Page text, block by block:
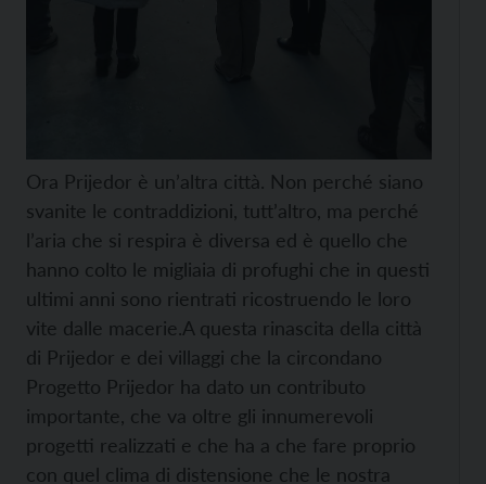
Ora Prijedor è un’altra città. Non perché siano
svanite le contraddizioni, tutt’altro, ma perché
l’aria che si respira è diversa ed è quello che
hanno colto le migliaia di profughi che in questi
ultimi anni sono rientrati ricostruendo le loro
vite dalle macerie.A questa rinascita della città
di Prijedor e dei villaggi che la circondano
Progetto Prijedor ha dato un contributo
importante, che va oltre gli innumerevoli
progetti realizzati e che ha a che fare proprio
con quel clima di distensione che le nostra